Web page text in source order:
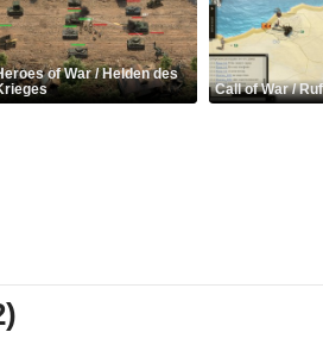
of War / Helden des
Call of War /